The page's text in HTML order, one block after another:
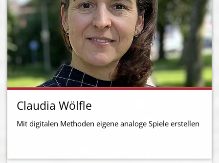
Claudia Wölfle
Mit digitalen Methoden eigene analoge Spiele erstellen